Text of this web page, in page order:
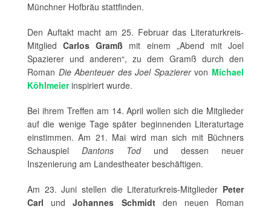
Münchner Hofbräu stattfinden.
Den Auftakt macht am 25. Februar das Literaturkreis-
MitgliedCarlos Gramß mit einem „Abend mit Joel
Spazierer und anderen“, zu dem Gramß durch den
Roman Die Abenteuer des Joel Spazierervon Michael
Köhlmeierinspiriert wurde.
Bei ihrem Treffen am 14. April wollen sich die Mitglieder
auf die wenige Tage später beginnenden Literaturtage
einstimmen. Am 21. Mai wird man sich mit Büchners
Schauspiel Dantons Todund dessen neuer
Inszenierung am Landestheater beschäftigen.
Am 23. Juni stellen die Literaturkreis-Mitglieder Peter
Carl undJohannes Schmidtden neuen Roman